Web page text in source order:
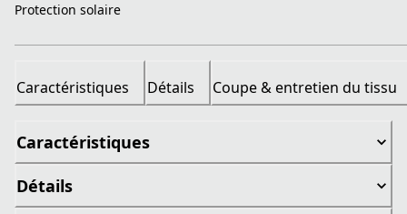
Protection solaire
Caractéristiques Détails Coupe & entretien du tissu
Caractéristiques
Détails